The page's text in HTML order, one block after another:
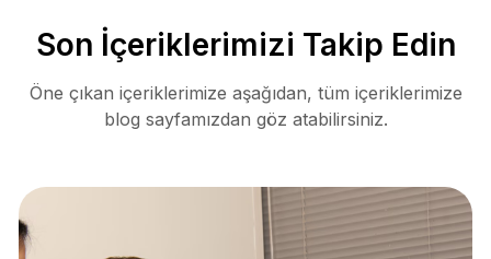
Son İçeriklerimizi Takip Edin
Öne çıkan içeriklerimize aşağıdan, tüm içeriklerimize
blog sayfamızdan göz atabilirsiniz.